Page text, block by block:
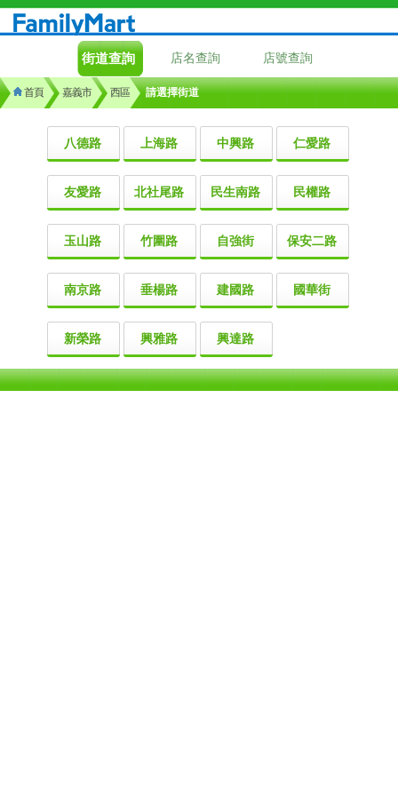
街道查詢 店名查詢 店號查詢
首頁 嘉義市 西區 請選擇街道
八德路 上海路 中興路 仁愛路
友愛路 北社尾路 民生南路 民權路
玉山路 竹圍路 自強街 保安二路
南京路 垂楊路 建國路 國華街
新榮路 興雅路 興達路